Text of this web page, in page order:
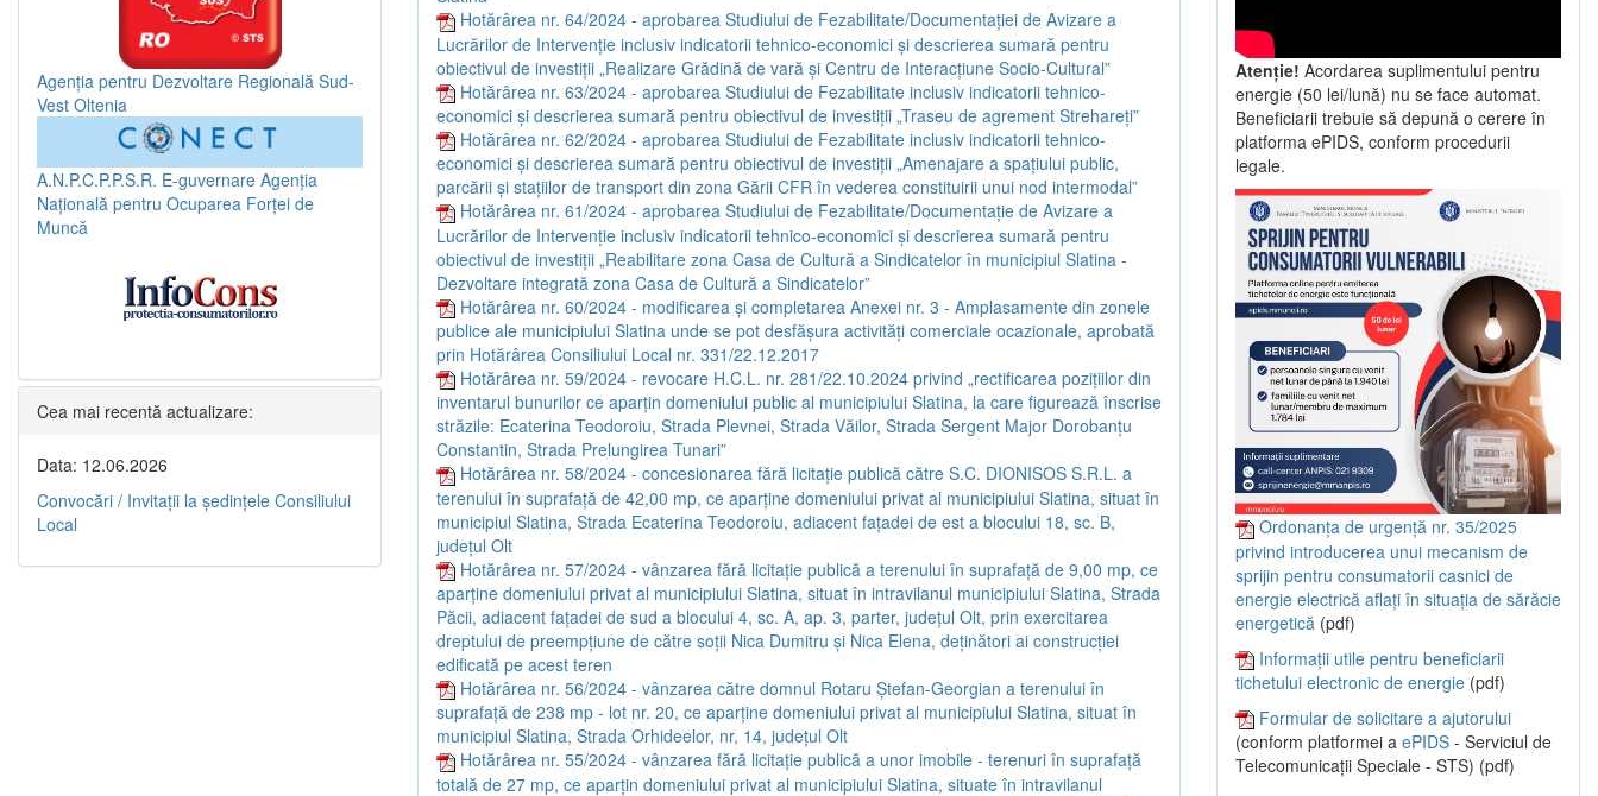
Hotărârea nr. 64/2024 - aprobarea Studiului de Fezabilitate/Documentației de Avizare a
Lucrărilor de Intervenție inclusiv indicatorii tehnico-economici și descrierea sumară pentru
obiectivul de investiții „Realizare Grădină de vară și Centru de Interacțiune Socio-Cultural”
Hotărârea nr. 63/2024 - aprobarea Studiului de Fezabilitate inclusiv indicatorii tehnico-
economici și descrierea sumară pentru obiectivul de investiții „Traseu de agrement Strehareți”
Hotărârea nr. 62/2024 - aprobarea Studiului de Fezabilitate inclusiv indicatorii tehnico-
economici și descrierea sumară pentru obiectivul de investiții „Amenajare a spațiului public,
parcării și stațiilor de transport din zona Gării CFR în vederea constituirii unui nod intermodal”
Hotărârea nr. 61/2024 - aprobarea Studiului de Fezabilitate/Documentație de Avizare a
Lucrărilor de Intervenție inclusiv indicatorii tehnico-economici și descrierea sumară pentru
obiectivul de investiții „Reabilitare zona Casa de Cultură a Sindicatelor în municipiul Slatina -
Dezvoltare integrată zona Casa de Cultură a Sindicatelor”
Hotărârea nr. 60/2024 - modificarea și completarea Anexei nr. 3 - Amplasamente din zonele
publice ale municipiului Slatina unde se pot desfășura activități comerciale ocazionale, aprobată
prin Hotărârea Consiliului Local nr. 331/22.12.2017
Hotărârea nr. 59/2024 - revocare H.C.L. nr. 281/22.10.2024 privind „rectificarea pozițiilor din
inventarul bunurilor ce aparțin domeniului public al municipiului Slatina, la care figurează înscrise
străzile: Ecaterina Teodoroiu, Strada Plevnei, Strada Văilor, Strada Sergent Major Dorobanțu
Constantin, Strada Prelungirea Tunari”
Hotărârea nr. 58/2024 - concesionarea fără licitație publică către S.C. DIONISOS S.R.L. a
terenului în suprafață de 42,00 mp, ce aparține domeniului privat al municipiului Slatina, situat în
municipiul Slatina, Strada Ecaterina Teodoroiu, adiacent fațadei de est a blocului 18, sc. B,
județul Olt
Hotărârea nr. 57/2024 - vânzarea fără licitație publică a terenului în suprafață de 9,00 mp, ce
aparține domeniului privat al municipiului Slatina, situat în intravilanul municipiului Slatina, Strada
Păcii, adiacent fațadei de sud a blocului 4, sc. A, ap. 3, parter, județul Olt, prin exercitarea
dreptului de preempțiune de către soții Nica Dumitru și Nica Elena, deținători ai construcției
edificată pe acest teren
Hotărârea nr. 56/2024 - vânzarea către domnul Rotaru Ștefan-Georgian a terenului în
suprafață de 238 mp - lot nr. 20, ce aparține domeniului privat al municipiului Slatina, situat în
municipiul Slatina, Strada Orhideelor, nr, 14, județul Olt
Hotărârea nr. 55/2024 - vânzarea fără licitație publică a unor imobile - terenuri în suprafață
totală de 27 mp, ce aparțin domeniului privat al municipiului Slatina, situate în intravilanul
Agenția pentru Dezvoltare Regională Sud-
Vest Oltenia
A.N.P.C.P.P.S.R. E-guvernare Agenția
Națională pentru Ocuparea Forței de
Muncă
Cea mai recentă actualizare:
Data: 12.06.2026
Convocări / Invitaţii la şedinţele Consiliului
Local
Atenție! Acordarea suplimentului pentru
energie (50 lei/lună) nu se face automat.
Beneficiarii trebuie să depună o cerere în
platforma ePIDS, conform procedurii
legale.
Ordonanța de urgență nr. 35/2025
privind introducerea unui mecanism de
sprijin pentru consumatorii casnici de
energie electrică aflați în situația de sărăcie
energetică (pdf)
Informații utile pentru beneficiarii
tichetului electronic de energie (pdf)
Formular de solicitare a ajutorului
(conform platformei a ePIDS - Serviciul de
Telecomunicații Speciale - STS) (pdf)